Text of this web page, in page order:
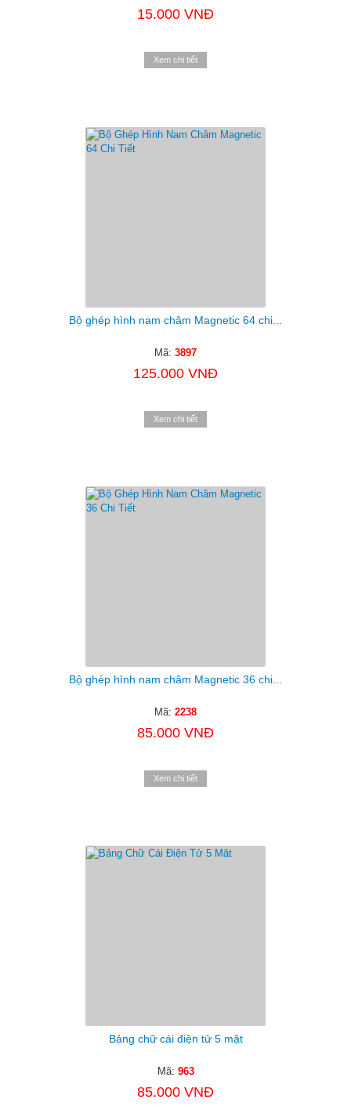
15.000 VNĐ
Xem chi tiết
Bộ ghép hình nam châm Magnetic 64 chi...
Mã: 3897
125.000 VNĐ
Xem chi tiết
Bộ ghép hình nam châm Magnetic 36 chi...
Mã: 2238
85.000 VNĐ
Xem chi tiết
Bảng chữ cái điện tử 5 mặt
Mã: 963
85.000 VNĐ